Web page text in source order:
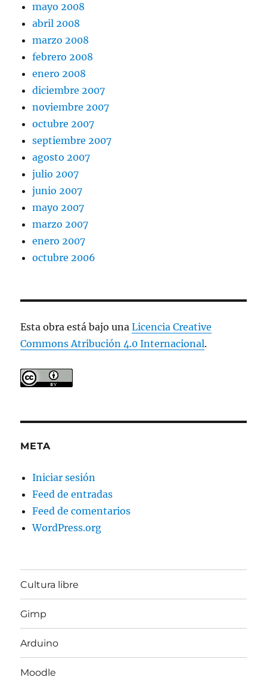
mayo 2008
abril 2008
marzo 2008
febrero 2008
enero 2008
diciembre 2007
noviembre 2007
octubre 2007
septiembre 2007
agosto 2007
julio 2007
junio 2007
mayo 2007
marzo 2007
enero 2007
octubre 2006
Esta obra está bajo unaLicencia Creative
Commons Atribución 4.0 Internacional.
META
Iniciar sesión
Feed de entradas
Feed de comentarios
WordPress.org
Cultura libre
Gimp
Arduino
Moodle